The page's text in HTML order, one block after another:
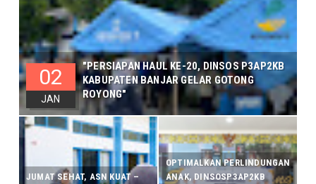
"PERSIAPAN HAUL KE-20, DINSOS P3AP2KB
KABUPATEN BANJAR GELAR GOTONG
ROYONG"
02
JAN
JUMAT SEHAT, ASN KUAT –
OPTIMALKAN PERLINDUNGAN
ANAK, DINSOSP3AP2KB